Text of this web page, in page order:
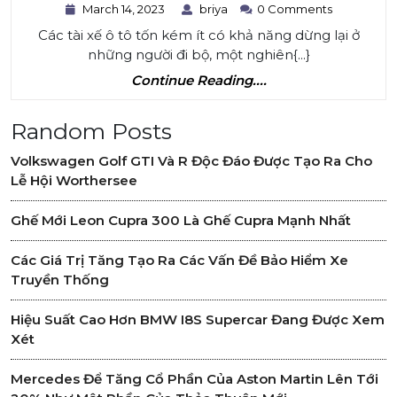
Xế
Của
Kém
Có
Khả
Năng
Dừng
Lại
Với
March 14, 2023
March
2023
briya briya0 Comments
Các tài xế ô tô tốn kém ít có khả năng dừng lại ở
những người đi bộ, một nghiên{...}
Continue Reading....Continue
Random Posts
Volkswagen Golf GTI Và R Độc Đáo Được Tạo Ra Cho
Lễ Hội Worthersee
Ghế Mới Leon Cupra 300 Là Ghế Cupra Mạnh Nhất
Các Giá Trị Tăng Tạo Ra Các Vấn Đề Bảo Hiểm Xe
Truyền Thống
Hiệu Suất Cao Hơn BMW I8S Supercar Đang Được Xem
Xét
Mercedes Để Tăng Cổ Phần Của Aston Martin Lên Tới